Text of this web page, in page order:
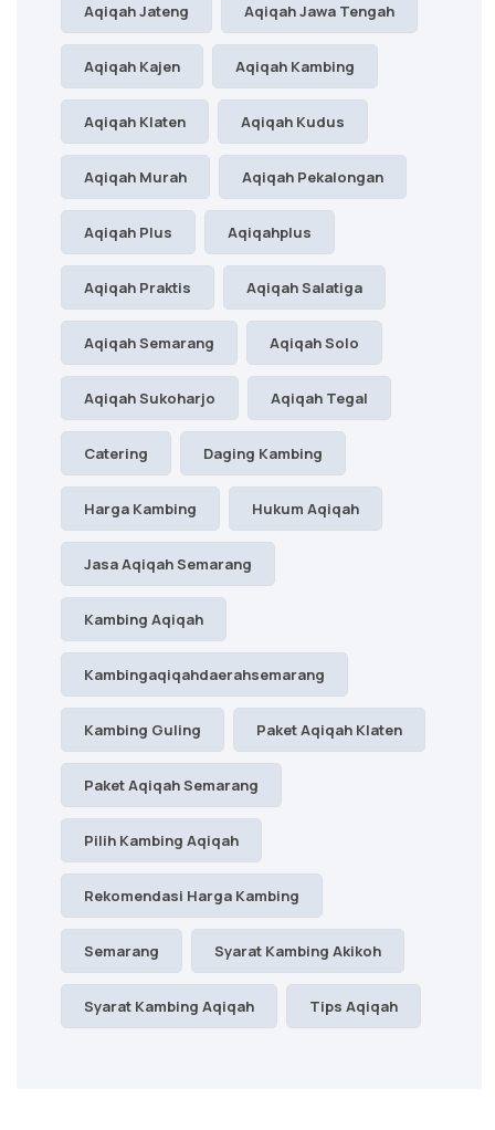
Aqiqah Jateng Aqiqah Jawa Tengah
Aqiqah Kajen Aqiqah Kambing
Aqiqah Klaten Aqiqah Kudus
Aqiqah Murah Aqiqah Pekalongan
Aqiqah Plus Aqiqahplus
Aqiqah Praktis Aqiqah Salatiga
Aqiqah Semarang Aqiqah Solo
Aqiqah Sukoharjo Aqiqah Tegal
Catering Daging Kambing
Harga Kambing Hukum Aqiqah
Jasa Aqiqah Semarang
Kambing Aqiqah
Kambingaqiqahdaerahsemarang
Kambing Guling Paket Aqiqah Klaten
Paket Aqiqah Semarang
Pilih Kambing Aqiqah
Rekomendasi Harga Kambing
Semarang Syarat Kambing Akikoh
Syarat Kambing Aqiqah Tips Aqiqah